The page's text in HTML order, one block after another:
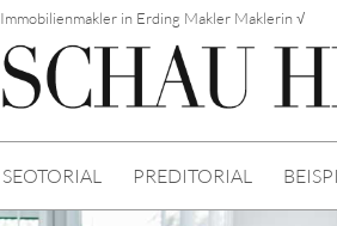
Immobilienmakler in Erding Makler Maklerin √
SEOTORIAL PREDITORIAL